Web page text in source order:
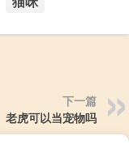
下一篇
老虎可以当宠物吗